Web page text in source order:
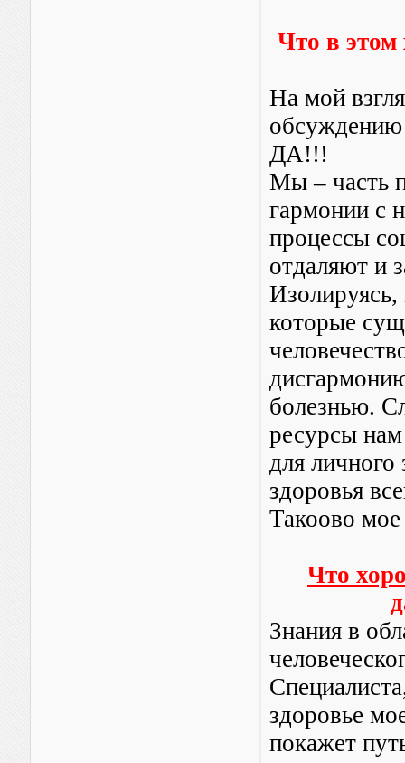
Что в этом
На мой
ДА!!!
Мы – часть
гармонии с
процессы
отдаляют и
которые
болезнью.
ресурсы
для
здоровья
Такоово
Что
Знания в
здоровье
покажет